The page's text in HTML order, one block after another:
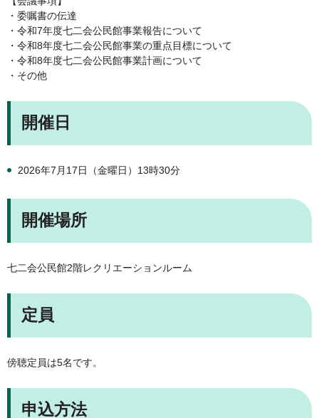
・委嘱書の伝達
・令和7年度七二会公民館事業報告について
・令和8年度七二会公民館事業の重点目標について
・令和8年度七二会公民館事業計画について
・その他
開催日
2026年7月17日（金曜日）13時30分
開催場所
七二会公民館2階レクリエーションルーム
定員
傍聴定員は5名です。
申込方法